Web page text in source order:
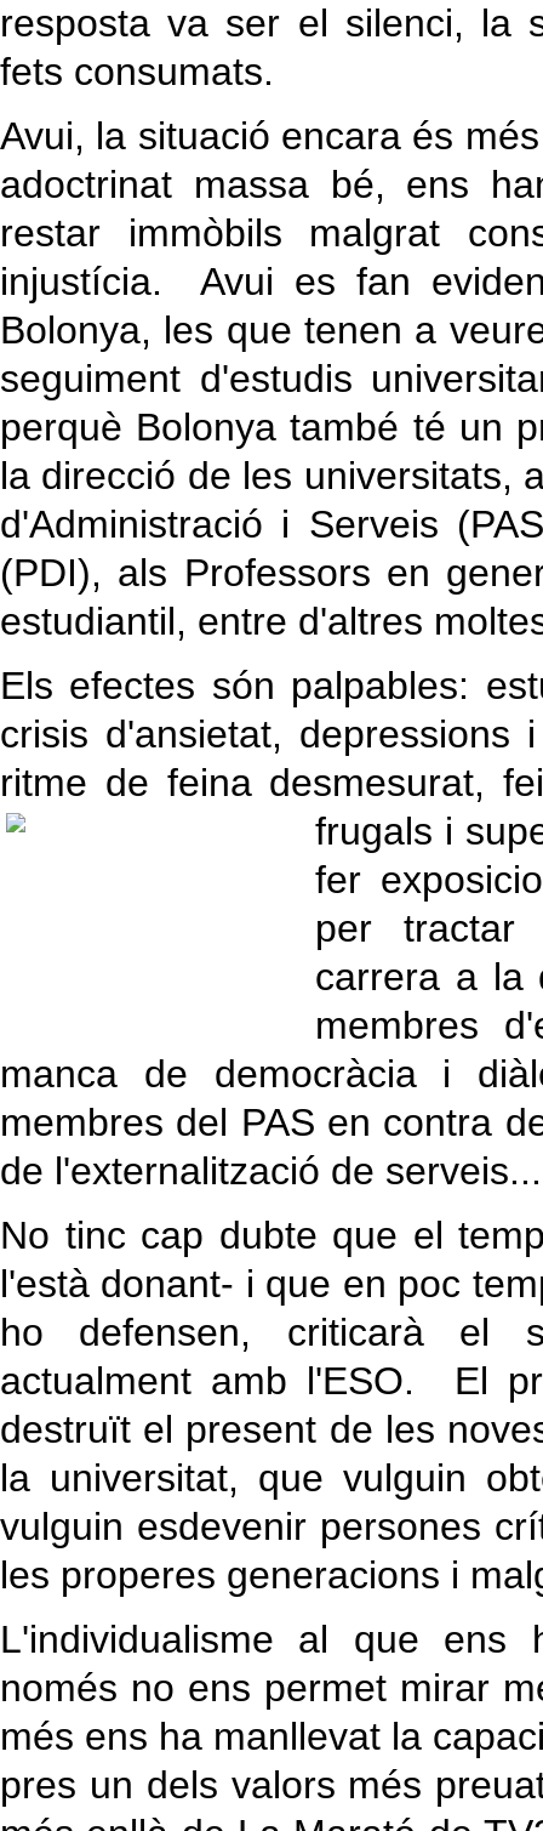
resposta va ser el silenci, la
fets consumats.
Avui, la situació encara és
adoctrinat massa bé, ens
restar immòbils malgrat
injustícia. Avui es fan
Bolonya, les que tenen a
seguiment d'estudis
perquè Bolonya també té un
la direcció de les universitats,
d'Administració i Serveis
(PDI), als Professors en
estudiantil, entre d'altres
Els efectes són palpables:
crisis d'ansietat,
ritme de feina desmesurat,
frugals i
fer
per tractar
carrera a la
membres
manca de democràcia i
membres del PAS en contra
de l'externalització de serveis...
No tinc cap dubte que el
l'està donant- i que en poc
ho defensen, criticarà el
actualment amb l'ESO. El
destruït el present de les
la universitat, que vulguin
vulguin esdevenir persones
les properes generacions i
L'individualisme al que ens
només no ens permet mirar
més ens ha manllevat la
pres un dels valors més